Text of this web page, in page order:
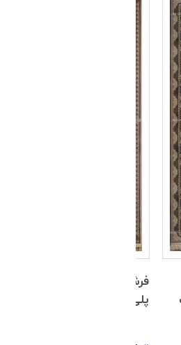
فرش ماشینی کلاسیک کرم 1200 شانه